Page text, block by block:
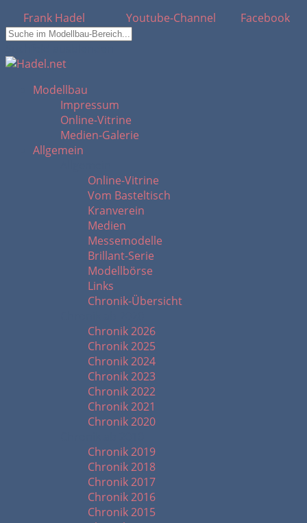
Frank Hadel
Youtube-Channel Facebook
Modellbau
Impressum
Online-Vitrine
Medien-Galerie
Allgemein
Online-Vitrine
Vom Basteltisch
Kranverein
Medien
Messemodelle
Brillant-Serie
Modellbörse
Links
Chronik-Übersicht
Chronik 2026
Chronik 2025
Chronik 2024
Chronik 2023
Chronik 2022
Chronik 2021
Chronik 2020
Chronik 2019
Chronik 2018
Chronik 2017
Chronik 2016
Chronik 2015